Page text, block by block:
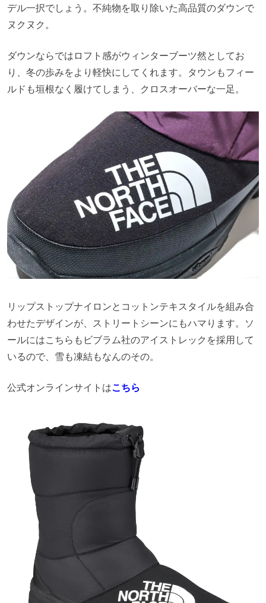
デル一択でしょう。不純物を取り除いた高品質のダウンで
ヌクヌク。
ダウンならではロフト感がウィンターブーツ然としてお
り、冬の歩みをより軽快にしてくれます。タウンもフィー
ルドも垣根なく履けてしまう、クロスオーバーな一足。
リップストップナイロンとコットンテキスタイルを組み合
わせたデザインが、ストリートシーンにもハマります。ソ
ールにはこちらもビブラム社のアイストレックを採用して
いるので、雪も凍結もなんのその。
公式オンラインサイトはこちら